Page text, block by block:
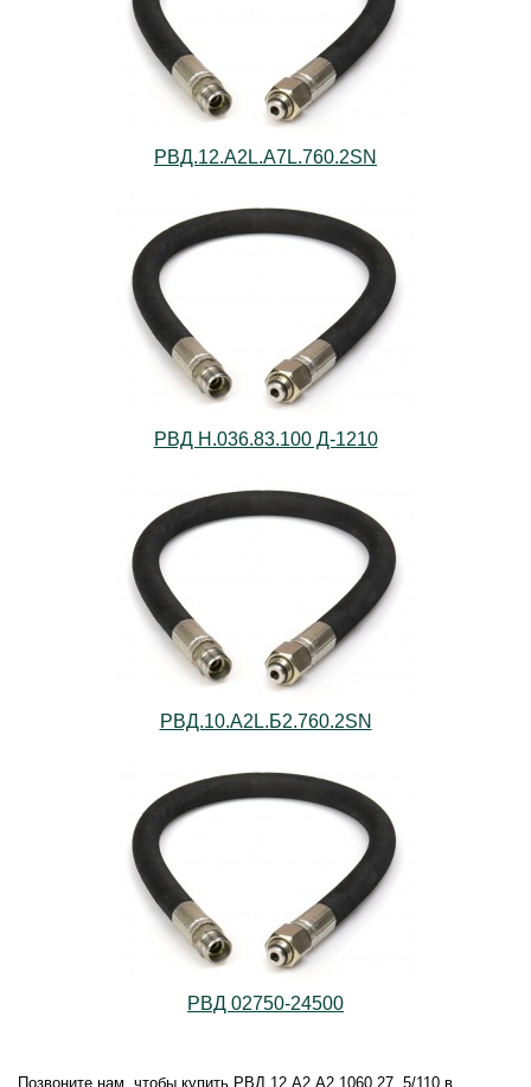
РВД.12.А2L.А7L.760.2SN
РВД Н.036.83.100 Д-1210
РВД.10.А2L.Б2.760.2SN
РВД 02750-24500
Позвоните нам, чтобы купить РВД.12.А2.А2.1060.27, 5/110 в